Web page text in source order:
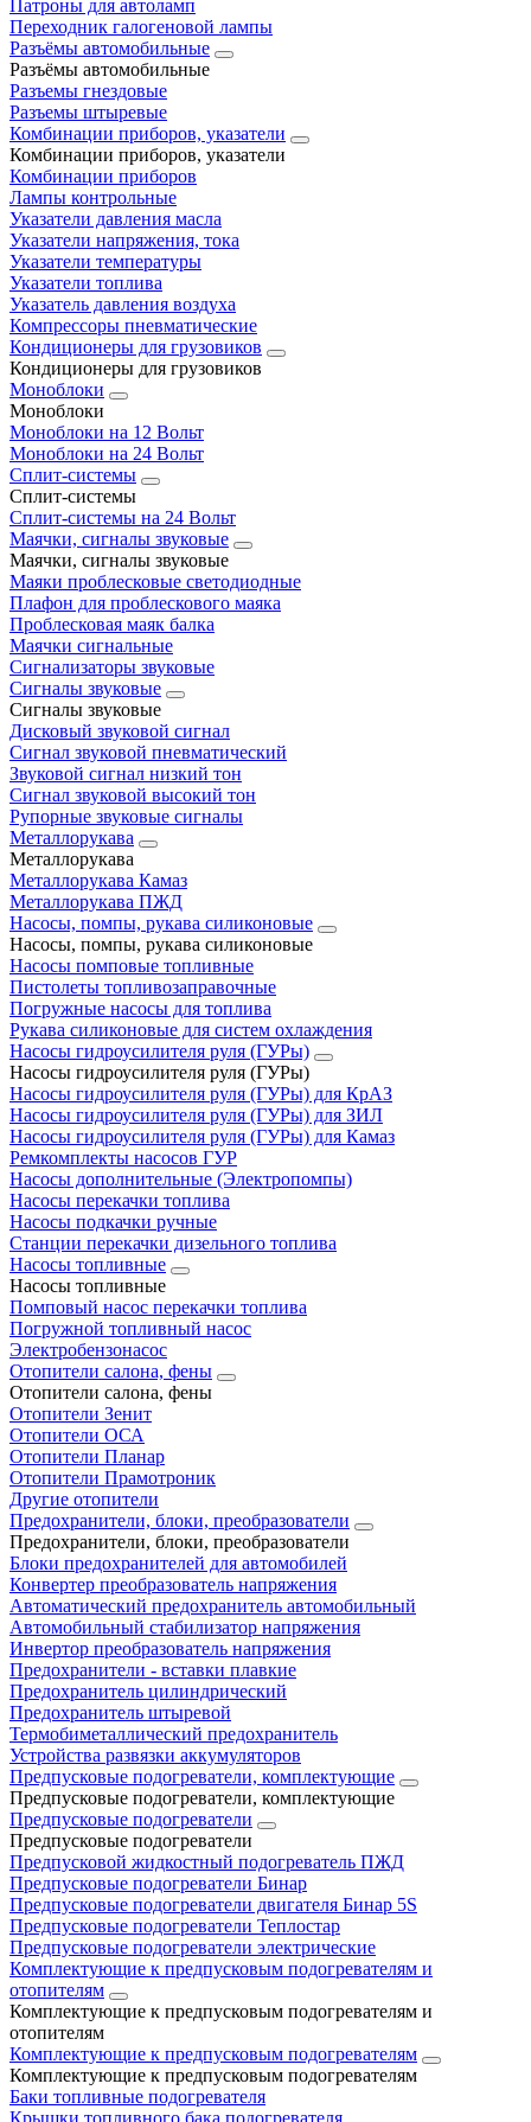
Патроны для автоламп
Переходник галогеновой лампы
Разъёмы автомобильные
Разъёмы автомобильные
Разъемы гнездовые
Разъемы штыревые
Комбинации приборов, указатели
Комбинации приборов, указатели
Комбинации приборов
Лампы контрольные
Указатели давления масла
Указатели напряжения, тока
Указатели температуры
Указатели топлива
Указатель давления воздуха
Компрессоры пневматические
Кондиционеры для грузовиков
Кондиционеры для грузовиков
Моноблоки
Моноблоки
Моноблоки на 12 Вольт
Моноблоки на 24 Вольт
Сплит-системы
Сплит-системы
Сплит‑системы на 24 Вольт
Маячки, сигналы звуковые
Маячки, сигналы звуковые
Маяки проблесковые светодиодные
Плафон для проблескового маяка
Проблесковая маяк балка
Маячки сигнальные
Сигнализаторы звуковые
Сигналы звуковые
Сигналы звуковые
Дисковый звуковой сигнал
Сигнал звуковой пневматический
Звуковой сигнал низкий тон
Сигнал звуковой высокий тон
Рупорные звуковые сигналы
Металлорукава
Металлорукава
Металлорукава Камаз
Металлорукава ПЖД
Насосы, помпы, рукава силиконовые
Насосы, помпы, рукава силиконовые
Насосы помповые топливные
Пистолеты топливозаправочные
Погружные насосы для топлива
Рукава силиконовые для систем охлаждения
Насосы гидроусилителя руля (ГУРы)
Насосы гидроусилителя руля (ГУРы)
Насосы гидроусилителя руля (ГУРы) для КрАЗ
Насосы гидроусилителя руля (ГУРы) для ЗИЛ
Насосы гидроусилителя руля (ГУРы) для Камаз
Ремкомплекты насосов ГУР
Насосы дополнительные (Электропомпы)
Насосы перекачки топлива
Насосы подкачки ручные
Станции перекачки дизельного топлива
Насосы топливные
Насосы топливные
Помповый насос перекачки топлива
Погружной топливный насос
Электробензонасос
Отопители салона, фены
Отопители салона, фены
Отопители Зенит
Отопители ОСА
Отопители Планар
Отопители Прамотроник
Другие отопители
Предохранители, блоки, преобразователи
Предохранители, блоки, преобразователи
Блоки предохранителей для автомобилей
Конвертер преобразователь напряжения
Автоматический предохранитель автомобильный
Автомобильный стабилизатор напряжения
Инвертор преобразователь напряжения
Предохранители - вставки плавкие
Предохранитель цилиндрический
Предохранитель штыревой
Термобиметаллический предохранитель
Устройства развязки аккумуляторов
Предпусковые подогреватели, комплектующие
Предпусковые подогреватели, комплектующие
Предпусковые подогреватели
Предпусковые подогреватели
Предпусковой жидкостный подогреватель ПЖД
Предпусковые подогреватели Бинар
Предпусковые подогреватели двигателя Бинар 5S
Предпусковые подогреватели Теплостар
Предпусковые подогреватели электрические
Комплектующие к предпусковым подогревателям и
отопителям
Комплектующие к предпусковым подогревателям и
отопителям
Комплектующие к предпусковым подогревателям
Комплектующие к предпусковым подогревателям
Баки топливные подогревателя